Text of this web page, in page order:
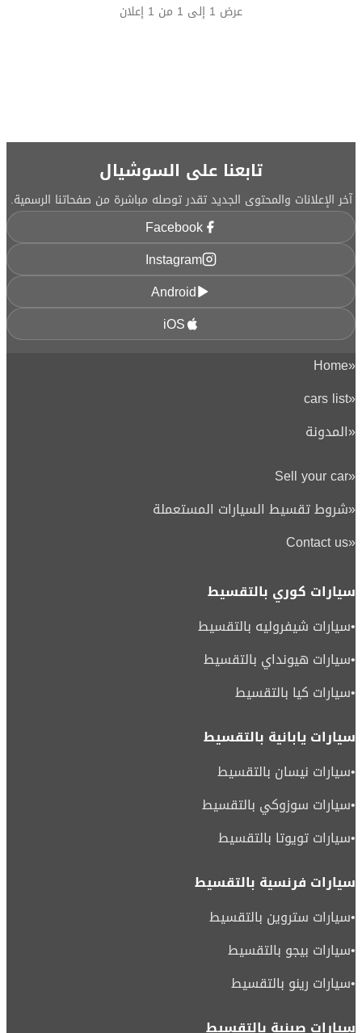
عرض 1 إلى 1 من 1 إعلان
تابعنا على السوشيال
آخر الإعلانات والمحتوى الجديد تقدر توصله مباشرة من صفحاتنا الرسمية.
Facebook
Instagram
Android
iOS
«
Home
«
cars list
«المدونة
«
Sell your car
«شروط تقسيط السيارات المستعملة
«
Contact us
سيارات كوري بالتقسيط
•سيارات شيفروليه بالتقسيط
•سيارات هيونداي بالتقسيط
•سيارات كيا بالتقسيط
سيارات يابانية بالتقسيط
•سيارات نيسان بالتقسيط
•سيارات سوزوكي بالتقسيط
•سيارات تويوتا بالتقسيط
سيارات فرنسية بالتقسيط
•سيارات ستروين بالتقسيط
•سيارات بيجو بالتقسيط
•سيارات رينو بالتقسيط
سيارات صينية بالتقسيط